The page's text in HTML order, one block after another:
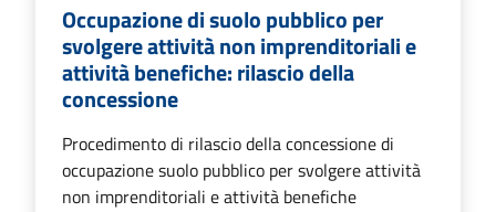
Occupazione di suolo pubblico per
svolgere attività non imprenditoriali e
attività benefiche: rilascio della
concessione
Procedimento di rilascio della concessione di
occupazione suolo pubblico per svolgere attività
non imprenditoriali e attività benefiche